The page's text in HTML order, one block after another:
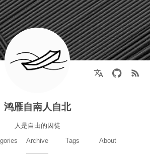
鸿雁自南人自北
人是自由的囚徒
Archive Tags About